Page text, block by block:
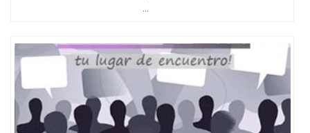
...